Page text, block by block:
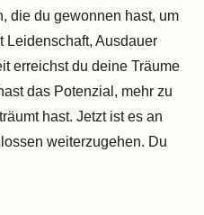
die du gewonnen hast, um
Leidenschaft, Ausdauer
erreichst du deine Träume
das Potenzial, mehr zu
hast. Jetzt ist es an
weiterzugehen. Du